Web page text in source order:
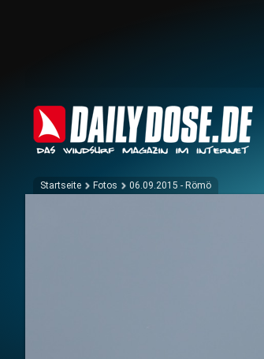
Startseite Fotos 06.09.2015 - Römö